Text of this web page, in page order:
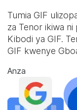
Tumia GIF
za Tenor ikiwa
Kibodi ya GIF.
GIF kwenye
Anza